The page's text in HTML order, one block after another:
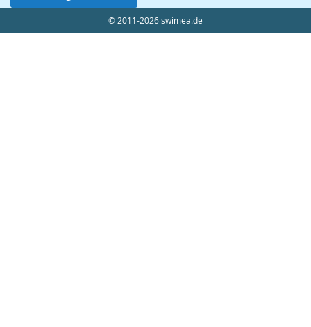
© 2011-2026 swimea.de